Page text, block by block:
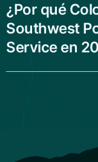
¿Por qué
Southwest
Service en